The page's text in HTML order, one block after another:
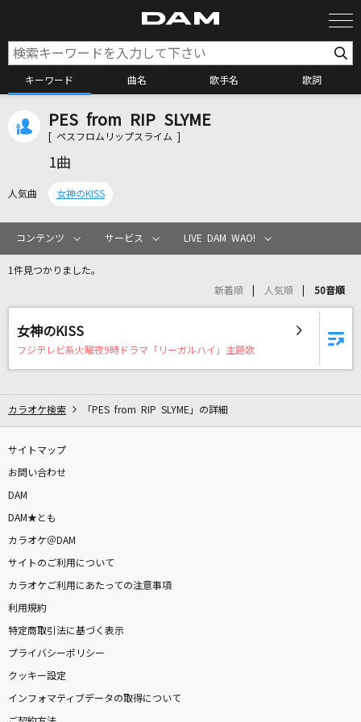
キーワード 曲名 歌手名 歌詞
カラオケ検索
カラオケリクエスト
Song for…
価値あるもの
乃木坂46
Blooming Days
[生音]世界が終るまでは…
WANDS
[名演]月のしずく 「名演ピアノ 美野 春樹」
RUI
PES from RIP SLYME
[ ペスフロムリップスライム ]
1曲
人気曲 女神のKISS
コンテンツ サービス LIVE DAM WAO!
1件見つかりました。
新着順 人気順 50音順
女神のKISS
フジテレビ系火曜夜9時ドラマ「リーガルハイ」主題歌
カラオケ検索 「PES from RIP SLYME」の詳細
サイトマップ
お問い合わせ
DAM
DAM★とも
カラオケ＠DAM
サイトのご利用について
カラオケご利用にあたっての注意事項
利用規約
特定商取引法に基づく表示
プライバシーポリシー
クッキー設定
インフォマティブデータの取得について